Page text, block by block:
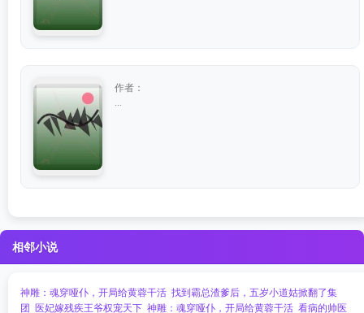
作者：
相邻小说
神雕：魂穿哑仆，开局给黄蓉干活 找到霸总渣爹后，五岁小道姑掀翻了集
团 医妃嫁残疾王爷权宠天下 神雕：魂穿哑仆，开局给黄蓉干活 看病的帅医